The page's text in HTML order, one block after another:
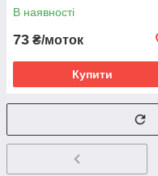
В наявності
73 ₴/моток
Купити